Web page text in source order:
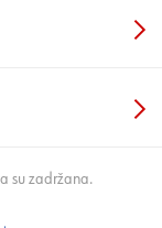
su zadržana.